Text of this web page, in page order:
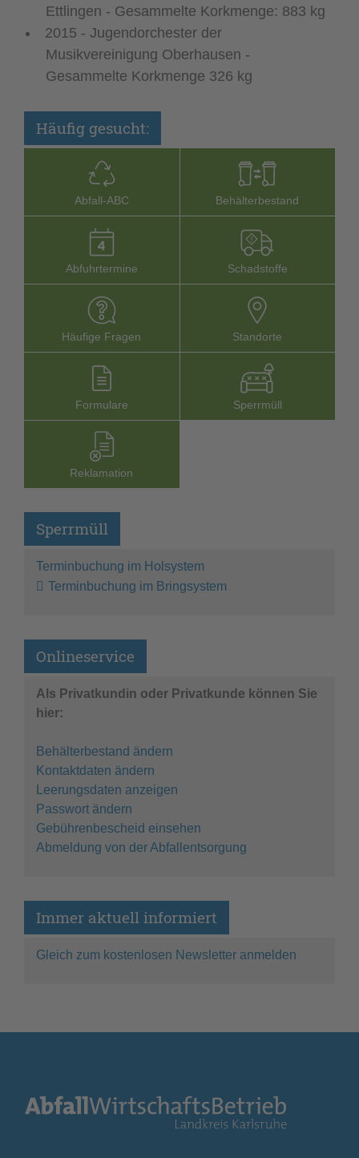
Ettlingen - Gesammelte Korkmenge: 883 kg
2015 - Jugendorchester der
Musikvereinigung Oberhausen -
Gesammelte Korkmenge 326 kg
Häufig gesucht:
Abfall-­ABC Behälterbestand
Abfuhrtermine Schadstoffe
Häufige Fragen Stand­orte
Formu­lare Sperr­müll
Reklamation
Sperrmüll
Terminbuchung im Holsystem
Terminbuchung im Bringsystem
Onlineservice
Als Privatkundin oder Privatkunde können Sie
hier:
Behälterbestand ändern
Kontaktdaten ändern
Leerungsdaten anzeigen
Passwort ändern
Gebührenbescheid einsehen
Abmeldung von der Abfallentsorgung
Immer aktuell informiert
Gleich zum kostenlosen Newsletter anmelden